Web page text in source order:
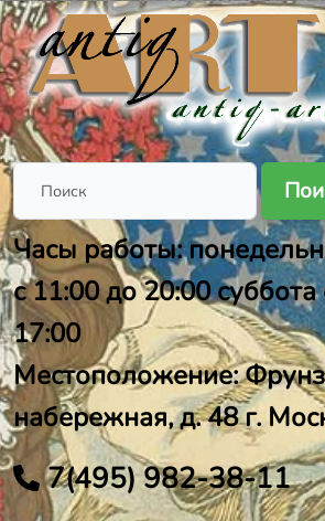
Часы работы:
с 11:00 до 20:00
17:00
Местоположение:
набережная, д. 48 г.
7(495) 982-38-11